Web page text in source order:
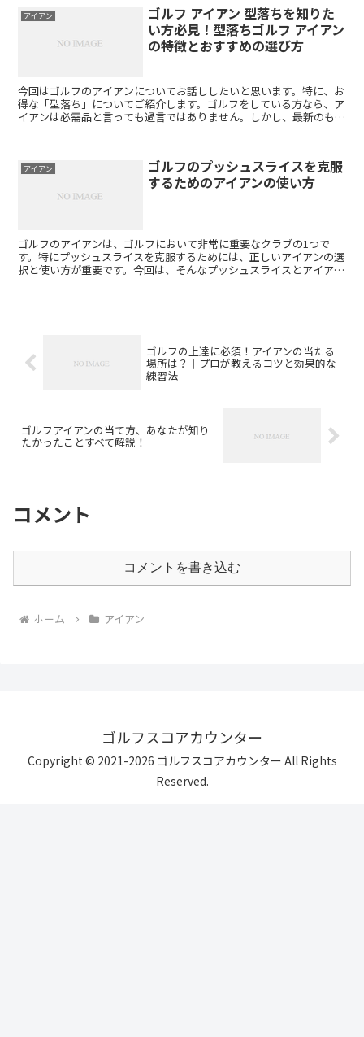
アイアン
ゴルフ アイアン 型落ちを知りた
い方必見！型落ちゴルフ アイアン
の特徴とおすすめの選び方
今回はゴルフのアイアンについてお話ししたいと思います。特に、お
得な「型落ち」についてご紹介します。ゴルフをしている方なら、ア
イアンは必需品と言っても過言ではありません。しかし、最新のもの
アイアン
ゴルフのプッシュスライスを克服
するためのアイアンの使い方
ゴルフのアイアンは、ゴルフにおいて非常に重要なクラブの1つで
す。特にプッシュスライスを克服するためには、正しいアイアンの選
択と使い方が重要です。今回は、そんなプッシュスライスとアイアン
ゴルフの上達に必須！アイアンの当たる
場所は？｜プロが教えるコツと効果的な
練習法
ゴルフアイアンの当て方、あなたが知り
たかったことすべて解説！
コメント
コメントを書き込む
ホーム アイアン
ゴルフスコアカウンター
Copyright © 2021-2026 ゴルフスコアカウンター All Rights
Reserved.